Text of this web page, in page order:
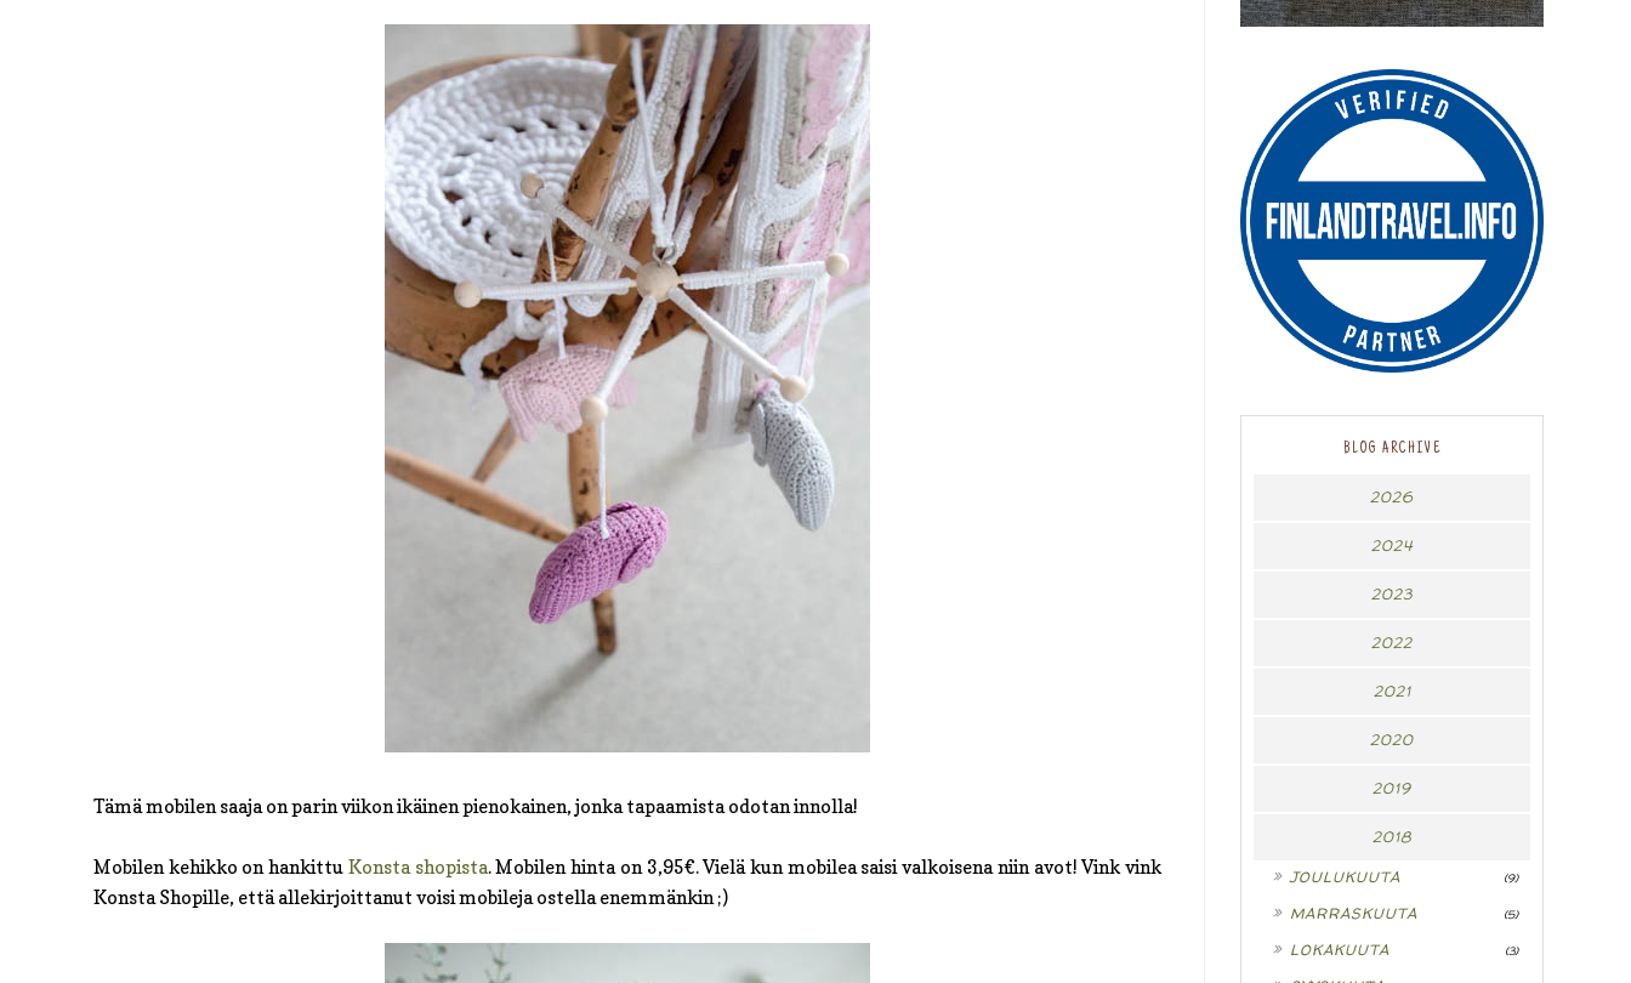
Tämä mobilen saaja on parin viikon ikäinen pienokainen, jonka tapaamista odotan innolla!
Mobilen kehikko on hankittu Konsta shopista. Mobilen hinta on 3,95€. Vielä kun mobilea saisi valkoisena niin avot! Vink vink
Konsta Shopille, että allekirjoittanut voisi mobileja ostella enemmänkin ;)
BLOG ARCHIVE
2026
2024
2023
2022
2021
2020
2019
2018
JOULUKUUTA (9)
MARRASKUUTA (5)
LOKAKUUTA (3)